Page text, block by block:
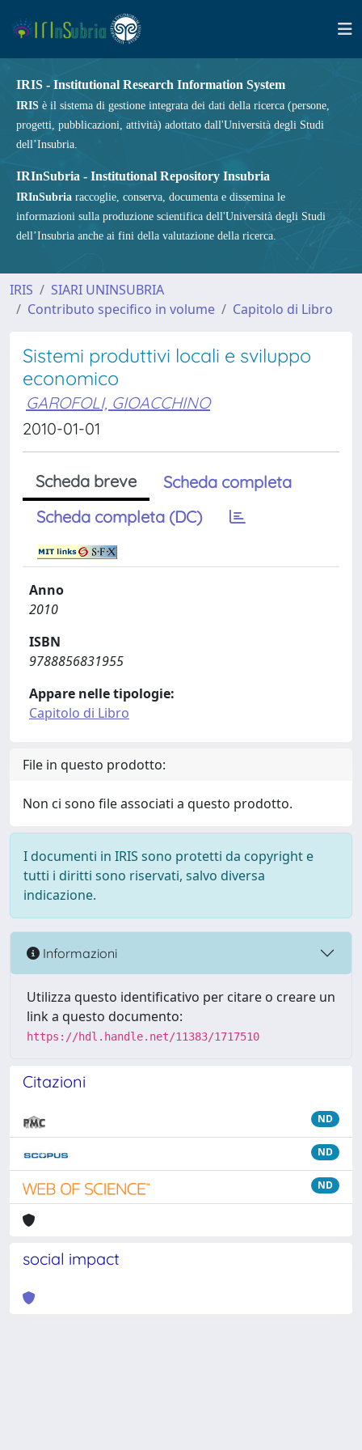
IRIS - Institutional Research Information System
IRIS è il sistema di gestione integrata dei dati della ricerca (persone,
progetti, pubblicazioni, attività) adottato dall'Università degli Studi
dell’Insubria.
IRInSubria - Institutional Repository Insubria
IRInSubria raccoglie, conserva, documenta e dissemina le
informazioni sulla produzione scientifica dell'Università degli Studi
dell’Insubria anche ai fini della valutazione della ricerca.
IRIS
SIARI UNINSUBRIA
Contributo specifico in volume
Capitolo di Libro
Sistemi produttivi locali e sviluppo
economico
GAROFOLI, GIOACCHINO
2010-01-01
Scheda breve
Scheda completa
Scheda completa (DC)
Anno
2010
ISBN
9788856831955
Appare nelle tipologie:
Capitolo di Libro
File in questo prodotto:
Non ci sono file associati a questo prodotto.
I documenti in IRIS sono protetti da copyright e
tutti i diritti sono riservati, salvo diversa
indicazione.
Informazioni
Utilizza questo identificativo per citare o creare un
link a questo documento:
https://hdl.handle.net/11383/1717510
Citazioni
ND
ND
ND
social impact